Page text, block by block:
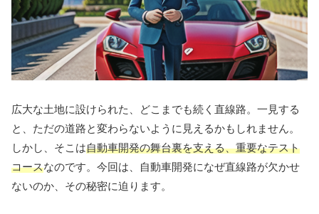
広大な土地に設けられた、どこまでも続く直線路。一見する
と、ただの道路と変わらないように見えるかもしれません。
しかし、そこは自動車開発の舞台裏を支える、重要なテスト
コースなのです。今回は、自動車開発になぜ直線路が欠かせ
ないのか、その秘密に迫ります。